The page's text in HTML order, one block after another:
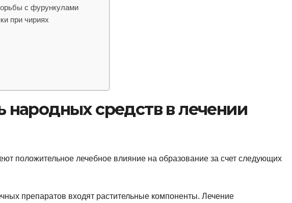
с фурункулами
при чириях
народных средств в лечении
положительное лечебное влияние на образование за счет следующих
препаратов входят растительные компоненты. Лечение